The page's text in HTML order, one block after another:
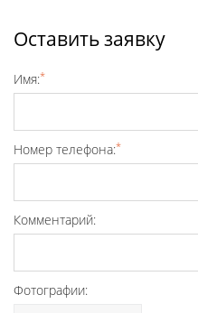
Оставить заявку
Имя:*
Номер телефона:*
Комментарий:
Фотографии: